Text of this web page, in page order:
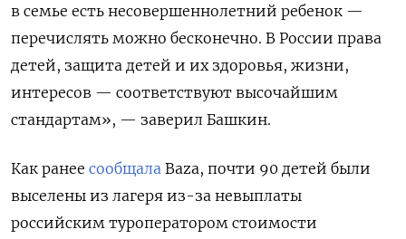
в семье есть несовершеннолетний ребенок —
перечислять можно бесконечно. В России права
детей, защита детей и их здоровья, жизни,
интересов — соответствуют высочайшим
стандартам», — заверил Башкин.
Как ранее сообщала Baza, почти 90 детей были
выселены из лагеря из-за невыплаты
российским туроператором стоимости